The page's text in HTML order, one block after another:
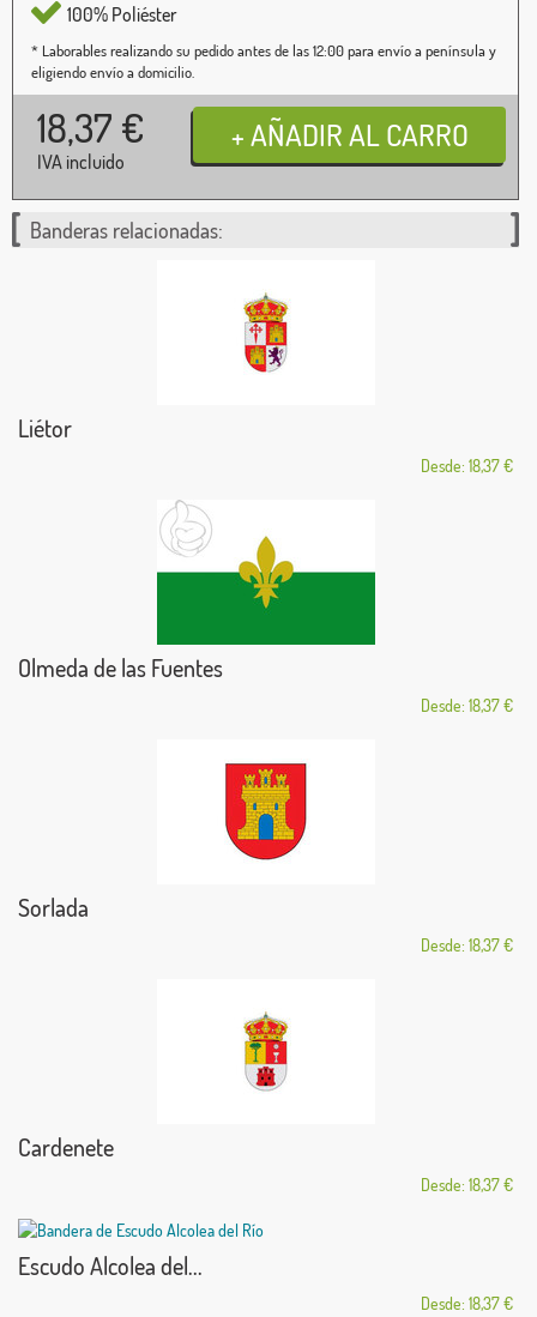
100% Poliéster
* Laborables realizando su pedido antes de las 12:00 para envío a península y
eligiendo envío a domicilio.
18,37 €
IVA incluido
Banderas relacionadas:
Liétor
Desde: 18,37 €
Olmeda de las Fuentes
Desde: 18,37 €
Sorlada
Desde: 18,37 €
Cardenete
Desde: 18,37 €
Escudo Alcolea del...
Desde: 18,37 €